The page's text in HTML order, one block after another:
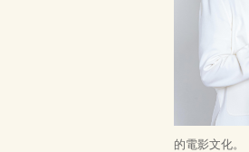
的電影文化。